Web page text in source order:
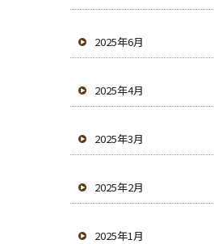
2025年6月
2025年4月
2025年3月
2025年2月
2025年1月